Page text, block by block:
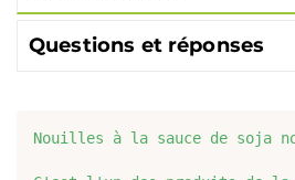
Questions et réponses
Nouilles à la sauce de soja